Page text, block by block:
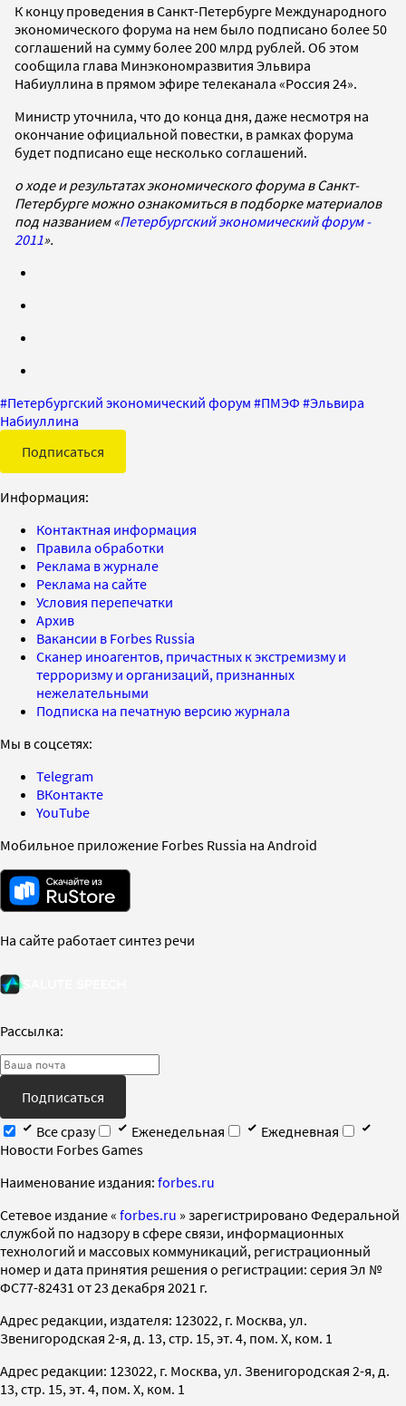
К концу проведения в Санкт-Петербурге Международного
экономического форума на нем было подписано более 50
соглашений на сумму более 200 млрд рублей. Об этом
сообщила глава Минэкономразвития Эльвира
Набиуллина в прямом эфире телеканала «Россия 24».
Министр уточнила, что до конца дня, даже несмотря на
окончание официальной повестки, в рамках форума
будет подписано еще несколько соглашений.
о ходе и результатах экономического форума в Санкт-
Петербурге можно ознакомиться в подборке материалов
под названием «Петербургский экономический форум -
2011».
#Петербургский экономический форум #ПМЭФ #Эльвира
Набиуллина
Подписаться
Информация:
Контактная информация
Правила обработки
Реклама в журнале
Реклама на сайте
Условия перепечатки
Архив
Вакансии в Forbes Russia
Сканер иноагентов, причастных к экстремизму и
терроризму и организаций, признанных
нежелательными
Подписка на печатную версию журнала
Мы в соцсетях:
Telegram
ВКонтакте
YouTube
Мобильное приложение Forbes Russia на Android
На сайте работает синтез речи
Рассылка:
Подписаться
Все сразу
Еженедельная
Ежедневная
Новости Forbes Games
Наименование издания: forbes.ru
Cетевое издание « forbes.ru » зарегистрировано Федеральной
службой по надзору в сфере связи, информационных
технологий и массовых коммуникаций, регистрационный
номер и дата принятия решения о регистрации: серия Эл №
ФС77-82431 от 23 декабря 2021 г.
Адрес редакции, издателя: 123022, г. Москва, ул.
Звенигородская 2-я, д. 13, стр. 15, эт. 4, пом. X, ком. 1
Адрес редакции: 123022, г. Москва, ул. Звенигородская 2-я, д.
13, стр. 15, эт. 4, пом. X, ком. 1